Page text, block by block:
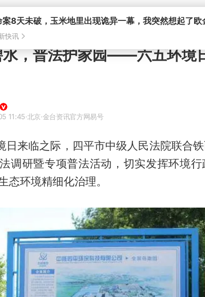
案8天未破，玉米地里出现诡异一幕，我突然想起了欧
快讯
水，普法护家园——六五环境
11:45·北京·金台资讯官方网易号
日来临之际，四平市中级人民法院联合
调研暨专项普法活动，切实发挥环境
态环境精细化治理。